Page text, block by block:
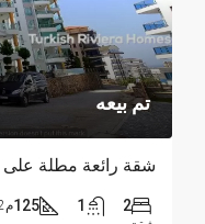
تم بيعه
شقة رائعة مطلة على
2
1
125م2